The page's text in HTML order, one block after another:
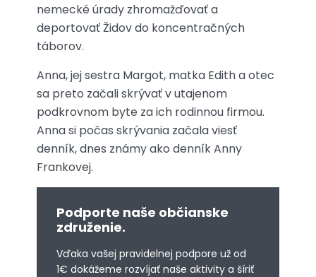
nemecké úrady zhromažďovať a
deportovať Židov do koncentračných
táborov.
Anna, jej sestra Margot, matka Edith a otec
sa preto začali skrývať v utajenom
podkrovnom byte za ich rodinnou firmou.
Anna si počas skrývania začala viesť
denník, dnes známy ako denník Anny
Frankovej.
Podporte naše občianske
združenie.
Vďaka vašej pravidelnej podpore už od
1€ dokážeme rozvíjať naše aktivity a šíriť